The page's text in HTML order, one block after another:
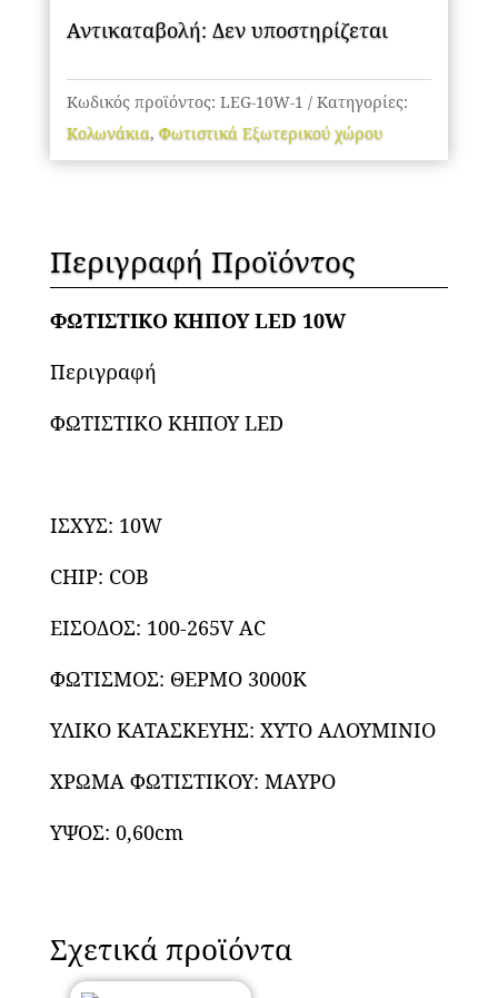
Αντικαταβολή: Δεν υποστηρίζεται
Κωδικός προϊόντος: LEG-10W-1
Κατηγορίες:
Κολωνάκια, Φωτιστικά Εξωτερικού χώρου
Περιγραφή Προϊόντος
ΦΩΤΙΣΤΙΚΟ ΚΗΠΟΥ LED 10W
Περιγραφή
ΦΩΤΙΣΤΙΚΟ ΚΗΠΟΥ LED
ΙΣΧΥΣ: 10W
CHIP: COB
ΕΙΣΟΔΟΣ: 100-265V AC
ΦΩΤΙΣΜΟΣ: ΘΕΡΜΟ 3000Κ
ΥΛΙΚΟ ΚΑΤΑΣΚΕΥΗΣ: ΧΥΤΟ ΑΛΟΥΜΙΝΙΟ
ΧΡΩΜΑ ΦΩΤΙΣΤΙΚΟΥ: ΜΑΥΡΟ
ΥΨΟΣ: 0,60cm
Σχετικά προϊόντα